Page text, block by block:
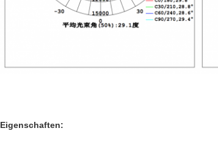
Eigenschaften: